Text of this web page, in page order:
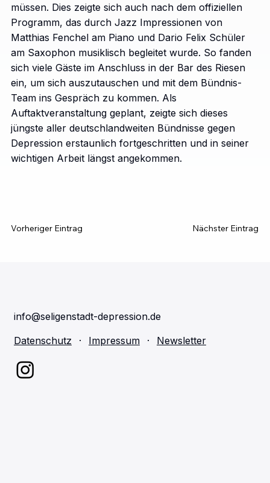
Vorheriger Eintrag Nächster Eintrag
müssen. Dies zeigte sich auch nach dem offiziellen
Programm, das durch Jazz Impressionen von
Matthias Fenchel am Piano und Dario Felix Schüler
am Saxophon musiklisch begleitet wurde. So fanden
sich viele Gäste im Anschluss in der Bar des Riesen
ein, um sich auszutauschen und mit dem Bündnis-
Team ins Gespräch zu kommen. Als
Auftaktveranstaltung geplant, zeigte sich dieses
jüngste aller deutschlandweiten Bündnisse gegen
Depression erstaunlich fortgeschritten und in seiner
wichtigen Arbeit längst angekommen.
info@seligenstadt-depression.de
Datenschutz
· Impressum · Newsletter